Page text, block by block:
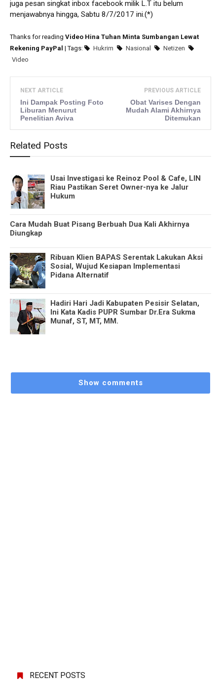
juga pesan singkat inbox facebook milik L.T itu belum
menjawabnya hingga, Sabtu 8/7/2017 ini.(*)
Thanks for reading Video Hina Tuhan Minta Sumbangan Lewat
Rekening PayPal | Tags: Hukrim Nasional
Netizen
Video
NEXT ARTICLE
Ini Dampak Posting Foto
Liburan Menurut
Penelitian Aviva
PREVIOUS ARTICLE
Obat Varises Dengan
Mudah Alami Akhirnya
Ditemukan
Related Posts
Usai Investigasi ke Reinoz Pool & Cafe, LIN
Riau Pastikan Seret Owner-nya ke Jalur
Hukum
Cara Mudah Buat Pisang Berbuah Dua Kali Akhirnya
Diungkap
Ribuan Klien BAPAS Serentak Lakukan Aksi
Sosial, Wujud Kesiapan Implementasi
Pidana Alternatif
Hadiri Hari Jadi Kabupaten Pesisir Selatan,
Ini Kata Kadis PUPR Sumbar Dr.Era Sukma
Munaf, ST, MT, MM.
Show comments
RECENT POSTS